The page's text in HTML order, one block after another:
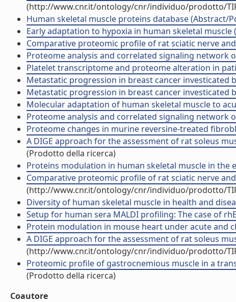
(http://www.cnr.it/ontology/cnr/individuo/prodotto/
Human skeletal muscle proteins database (Abstract/
Early adaptation to hypoxia in human skeletal
Comparative proteomic profile of rat sciatic nerve
Proteome analysis and correlated signaling
Platelet transcriptome and proteome alteration in
Metastatic progression in breast cancer
Metastatic progression in breast cancer investicated
Molecular adaptation of human skeletal muscle to
Proteome analysis and correlated signaling
Proteome changes in murine reversine-treated
A DIGE approach for the assessment of rat soleus
(Prodotto della ricerca)
Proteins modulation in human skeletal muscle in
Comparative proteomic profile of rat sciatic nerve
(http://www.cnr.it/ontology/cnr/individuo/prodotto/
Diversity of human skeletal muscle in health and
Setup for human sera MALDI profiling: The case of
Protein modulation in mouse heart under acute and
A DIGE approach for the assessment of rat soleus
(http://www.cnr.it/ontology/cnr/individuo/prodotto/
Proteomic profile of gastrocnemious muscle in a
(Prodotto della ricerca)
Coautore